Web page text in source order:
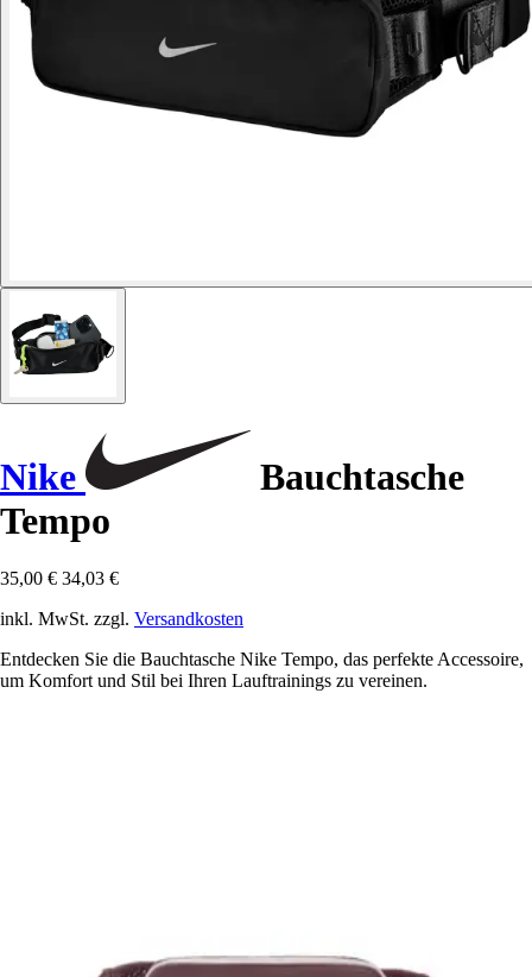
Nike
Bauchtasche
Tempo
35,00 € 34,03 €
inkl. MwSt. zzgl. Versandkosten
Entdecken Sie die Bauchtasche Nike Tempo, das perfekte Accessoire,
um Komfort und Stil bei Ihren Lauftrainings zu vereinen.